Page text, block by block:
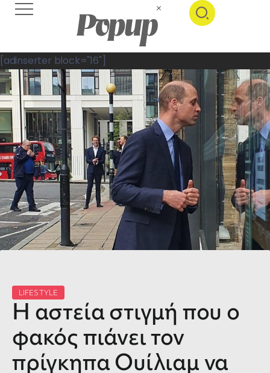
[adinserter block="16"]
LIFESTYLE
Η αστεία στιγμή που ο
φακός πιάνει τον
πρίγκηπα Ουίλιαμ να